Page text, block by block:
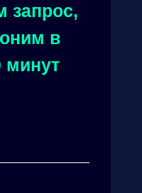
запрос,
в
минут